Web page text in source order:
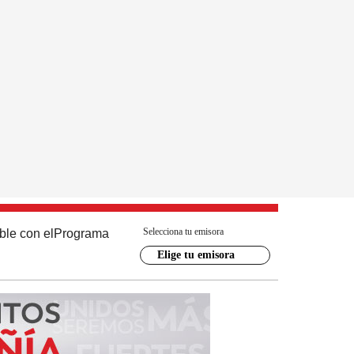
con el Programa Selecciona tu emisora
Elige tu emisora